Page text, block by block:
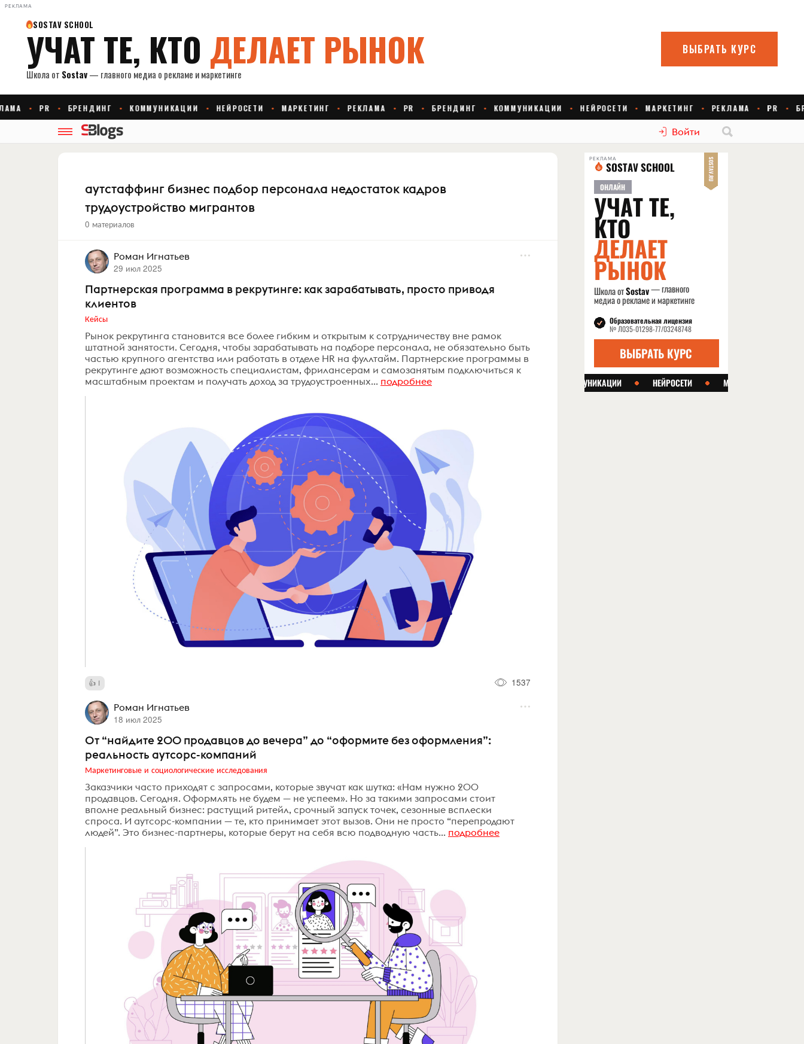
РЕКЛАМА
Войти
аутстаффинг бизнес подбор персонала недостаток кадров
трудоустройство мигрантов
0 материалов
Роман Игнатьев
29 июл 2025
Партнерская программа в рекрутинге: как зарабатывать, просто приводя
клиентов
Кейсы
Рынок рекрутинга становится все более гибким и открытым к сотрудничеству вне рамок
штатной занятости. Сегодня, чтобы зарабатывать на подборе персонала, не обязательно быть
частью крупного агентства или работать в отделе HR на фуллтайм. Партнерские программы в
рекрутинге дают возможность специалистам, фрилансерам и самозанятым подключиться к
масштабным проектам и получать доход за трудоустроенных... подробнее
1 1537
Роман Игнатьев
18 июл 2025
От “найдите 200 продавцов до вечера” до “оформите без оформления”:
реальность аутсорс-компаний
Маркетинговые и социологические исследования
Заказчики часто приходят с запросами, которые звучат как шутка: «Нам нужно 200
продавцов. Сегодня. Оформлять не будем — не успеем». Но за такими запросами стоит
вполне реальный бизнес: растущий ритейл, срочный запуск точек, сезонные всплески
спроса. И аутсорс-компании — те, кто принимает этот вызов. Они не просто “перепродают
людей”. Это бизнес-партнеры, которые берут на себя всю подводную часть... подробнее
РЕКЛАМА